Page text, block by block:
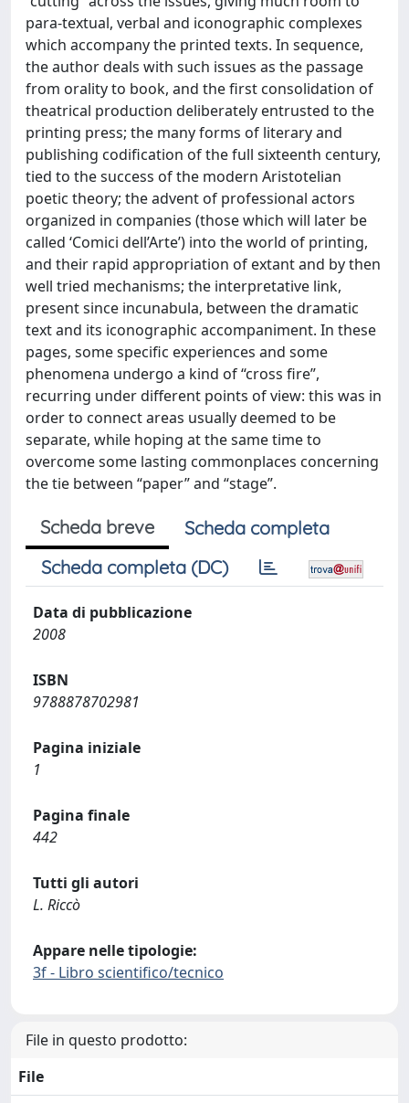
para-textual, verbal and iconographic complexes
which accompany the printed texts. In sequence,
the author deals with such issues as the passage
from orality to book, and the first consolidation of
theatrical production deliberately entrusted to the
printing press; the many forms of literary and
publishing codification of the full sixteenth century,
tied to the success of the modern Aristotelian
poetic theory; the advent of professional actors
organized in companies (those which will later be
called ‘Comici dell’Arte’) into the world of printing,
and their rapid appropriation of extant and by then
well tried mechanisms; the interpretative link,
present since incunabula, between the dramatic
text and its iconographic accompaniment. In these
pages, some specific experiences and some
phenomena undergo a kind of “cross fire”,
recurring under different points of view: this was in
order to connect areas usually deemed to be
separate, while hoping at the same time to
overcome some lasting commonplaces concerning
the tie between “paper” and “stage”.
Scheda breve
Scheda completa
Scheda completa (DC)
Data di pubblicazione
2008
ISBN
9788878702981
Pagina iniziale
1
Pagina finale
442
Tutti gli autori
L. Riccò
Appare nelle tipologie:
3f - Libro scientifico/tecnico
File in questo prodotto:
File